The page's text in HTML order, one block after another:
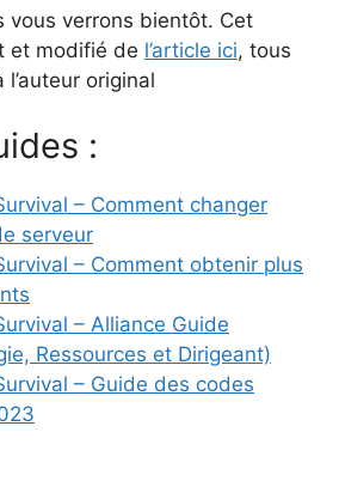
vous verrons bientôt. Cet
et modifié de l’article ici, tous
original
:
– Comment changer
serveur
– Comment obtenir plus
– Alliance Guide
Ressources et Dirigeant)
– Guide des codes